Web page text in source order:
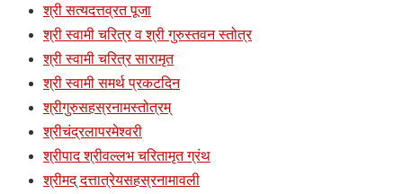
श्री सत्यदत्तव्रत पूजा
श्री स्वामी चरित्र व श्री गुरुस्तवन स्तोत्र
श्री स्वामी चरित्र सारामृत
श्री स्वामी समर्थ प्रकटदिन
श्रीगुरुसहस्रनामस्तोत्रम्
श्रीचंद्रलापरमेश्वरी
श्रीपाद श्रीवल्लभ चरितामृत ग्रंथ
श्रीमद् दत्तात्रेयसहस्रनामावली